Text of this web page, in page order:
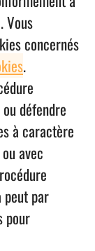
Vous
concernés
.
défendre
à caractère
avec
par
pour